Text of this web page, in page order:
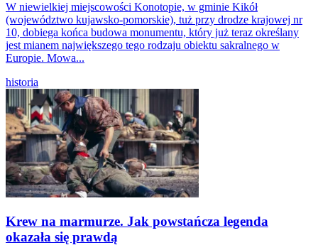
W niewielkiej miejscowości Konotopie, w gminie Kikół
(województwo kujawsko-pomorskie), tuż przy drodze krajowej nr
10, dobiega końca budowa monumentu, który już teraz określany
jest mianem największego tego rodzaju obiektu sakralnego w
Europie. Mowa...
historia
Krew na marmurze. Jak powstańcza legenda
okazała się prawdą